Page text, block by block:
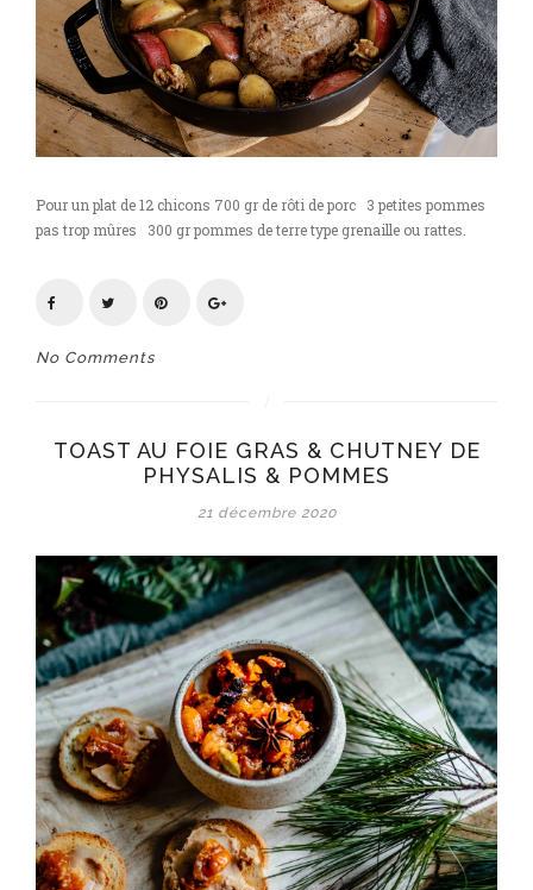
Pour un plat de 12 chicons 700 gr de rôti de porc 3 petites pommes
pas trop mûres 300 gr pommes de terre type grenaille ou rattes.
No Comments
TOAST AU FOIE GRAS & CHUTNEY DE
PHYSALIS & POMMES
21 décembre 2020